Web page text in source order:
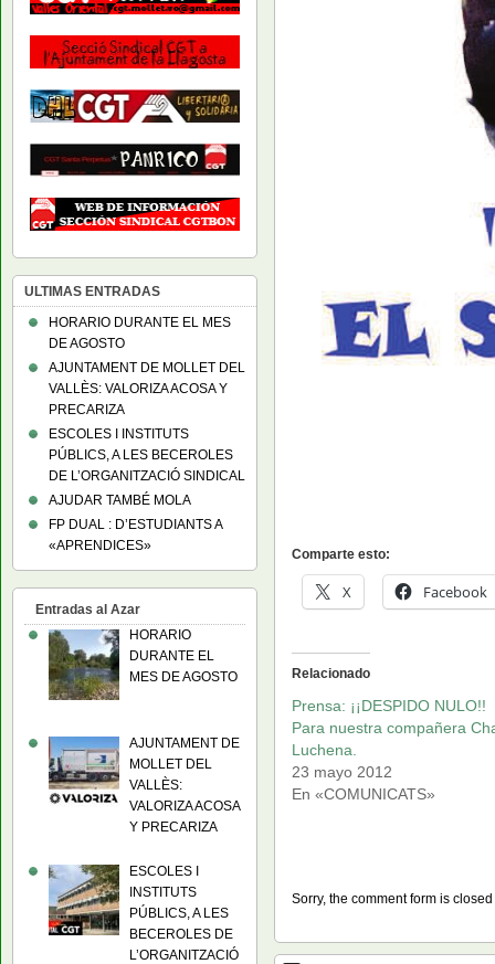
Comparte esto:
X Facebook
Relacionado
Prensa: ¡¡DESPIDO NULO!!
Para nuestra compañera
Luchena.
23 mayo 2012
En «COMUNICATS»
Sorry, the comment form is
ULTIMAS ENTRADAS
HORARIO DURANTE EL MES
DE AGOSTO
AJUNTAMENT DE MOLLET DEL
VALLÈS: VALORIZA ACOSA Y
PRECARIZA
ESCOLES I INSTITUTS
PÚBLICS, A LES BECEROLES
DE L’ORGANITZACIÓ SINDICAL
AJUDAR TAMBÉ MOLA
FP DUAL : D’ESTUDIANTS A
«APRENDICES»
Entradas al Azar
HORARIO
DURANTE EL
MES DE AGOSTO
AJUNTAMENT DE
MOLLET DEL
VALLÈS:
VALORIZA ACOSA
Y PRECARIZA
ESCOLES I
INSTITUTS
PÚBLICS, A LES
BECEROLES DE
L’ORGANITZACIÓ